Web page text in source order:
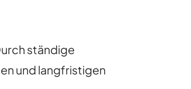
ständige
und langfristigen